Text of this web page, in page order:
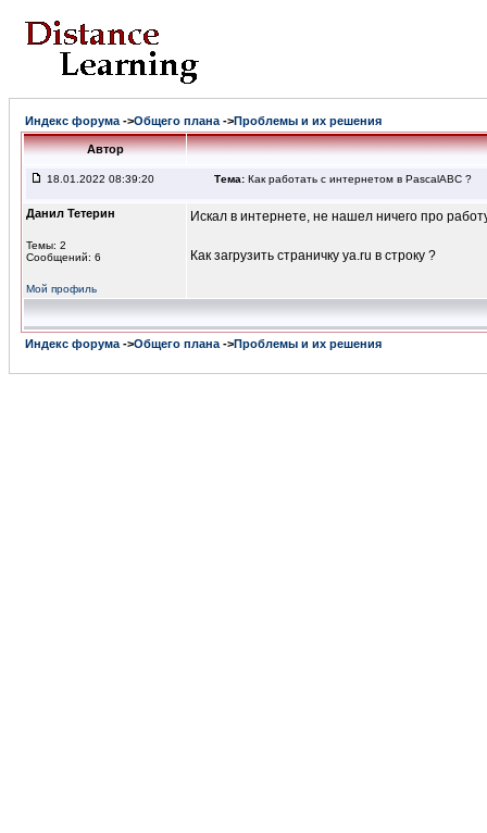
Индекс форума ->Общего плана ->Проблемы и их решения
Автор
18.01.2022 08:39:20 Тема: Как работать с интернетом в PascalABC ?
Данил Тетерин
Темы: 2
Сообщений: 6
Мой профиль
Искал в интернете, не нашел ничего про
Как загрузить страничку ya.ru в строку ?
Индекс форума ->Общего плана ->Проблемы и их решения